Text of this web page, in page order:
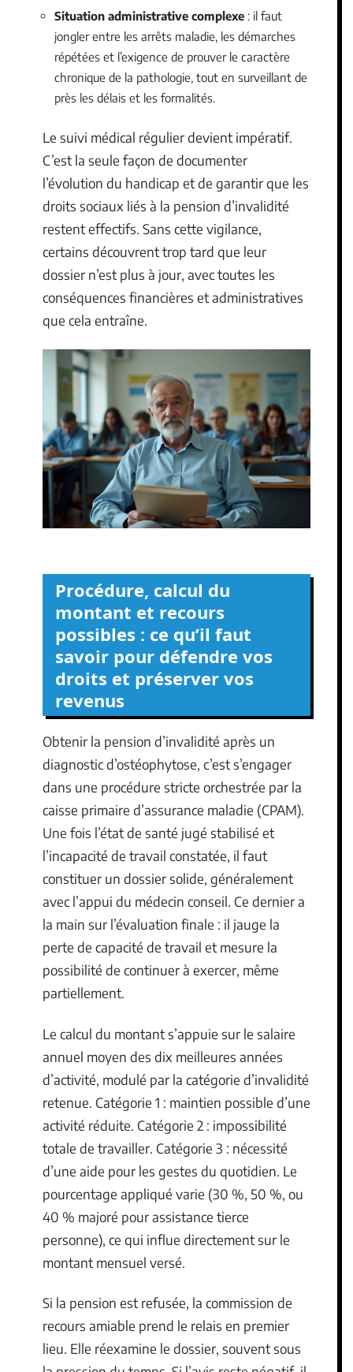
Situation administrative complexe : il faut
jongler entre les arrêts maladie, les démarches
répétées et l’exigence de prouver le caractère
chronique de la pathologie, tout en surveillant de
près les délais et les formalités.
Le suivi médical régulier devient impératif.
C’est la seule façon de documenter
l’évolution du handicap et de garantir que les
droits sociaux liés à la pension d’invalidité
restent effectifs. Sans cette vigilance,
certains découvrent trop tard que leur
dossier n’est plus à jour, avec toutes les
conséquences financières et administratives
que cela entraîne.
Procédure, calcul du
montant et recours
possibles : ce qu’il faut
savoir pour défendre vos
droits et préserver vos
revenus
Obtenir la pension d’invalidité après un
diagnostic d’ostéophytose, c’est s’engager
dans une procédure stricte orchestrée par la
caisse primaire d’assurance maladie (CPAM).
Une fois l’état de santé jugé stabilisé et
l’incapacité de travail constatée, il faut
constituer un dossier solide, généralement
avec l’appui du médecin conseil. Ce dernier a
la main sur l’évaluation finale : il jauge la
perte de capacité de travail et mesure la
possibilité de continuer à exercer, même
partiellement.
Le calcul du montant s’appuie sur le salaire
annuel moyen des dix meilleures années
d’activité, modulé par la catégorie d’invalidité
retenue. Catégorie 1 : maintien possible d’une
activité réduite. Catégorie 2 : impossibilité
totale de travailler. Catégorie 3 : nécessité
d’une aide pour les gestes du quotidien. Le
pourcentage appliqué varie (30 %, 50 %, ou
40 % majoré pour assistance tierce
personne), ce qui influe directement sur le
montant mensuel versé.
Si la pension est refusée, la commission de
recours amiable prend le relais en premier
lieu. Elle réexamine le dossier, souvent sous